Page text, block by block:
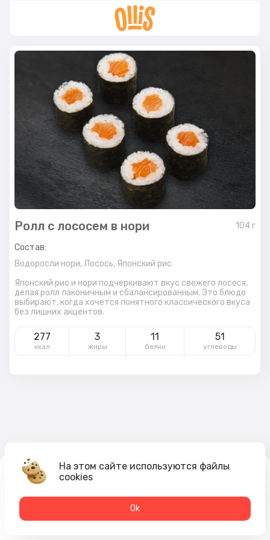
Ролл с лососем в нори 104 г
Состав:
Водоросли нори,Лосось, Японский рис
Японский рис и нори подчеркивают вкус свежего лосося,
делая ролл лаконичным и сбалансированным. Это блюдо
выбирают, когда хочется понятного классического вкуса
без лишних акцентов.
277
ккал
3
жиры
11
белки
51
углеводы
430₽
На этом сайте используются файлы
cookies
Оk